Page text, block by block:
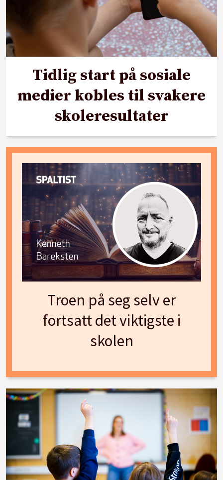
Tidlig start på sosiale
medier kobles til svakere
skoleresultater
Troen på seg selv er
fortsatt det viktigste i
skolen